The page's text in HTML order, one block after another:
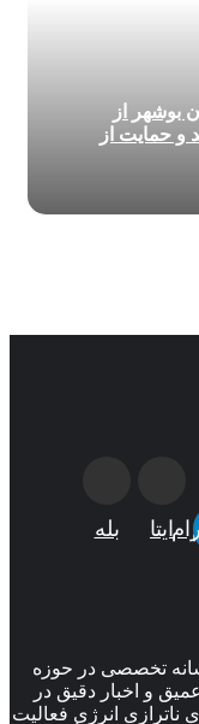
بوشهر از
و حمایت از
ایتا بله
تخصصی در حوزه
و اخبار دقیق در
ناترازی انرژی فعالیت